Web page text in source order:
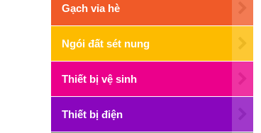
Gạch vỉa hè
Ngói đất sét nung
Thiết bị vệ sinh
Thiết bị điện